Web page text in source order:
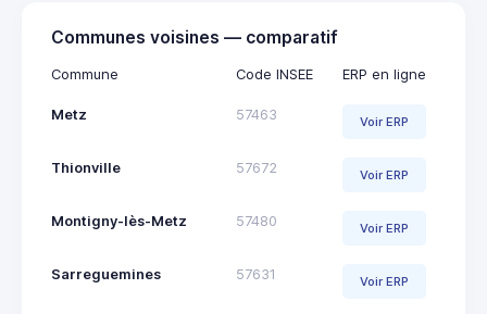
Communes voisines — comparatif
Commune Code INSEE ERP en ligne
Metz 57463 Voir ERP
Thionville 57672 Voir ERP
Montigny-lès-Metz 57480 Voir ERP
Sarreguemines 57631 Voir ERP